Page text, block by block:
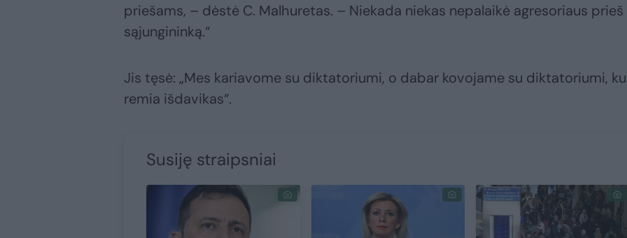
priešams, – dėstė C. Malhuretas. – Niekada niekas nepalaikė agresoriaus prieš
sąjungininką.“
Jis tęsė: „Mes kariavome su diktatoriumi, o dabar kovojame su diktatoriumi,
remia išdavikas“.
Susiję straipsniai